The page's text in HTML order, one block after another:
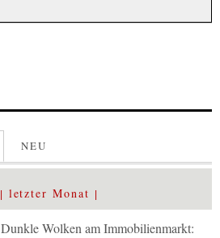
NEU
letzter Monat
Dunkle Wolken am Immobilienmarkt: